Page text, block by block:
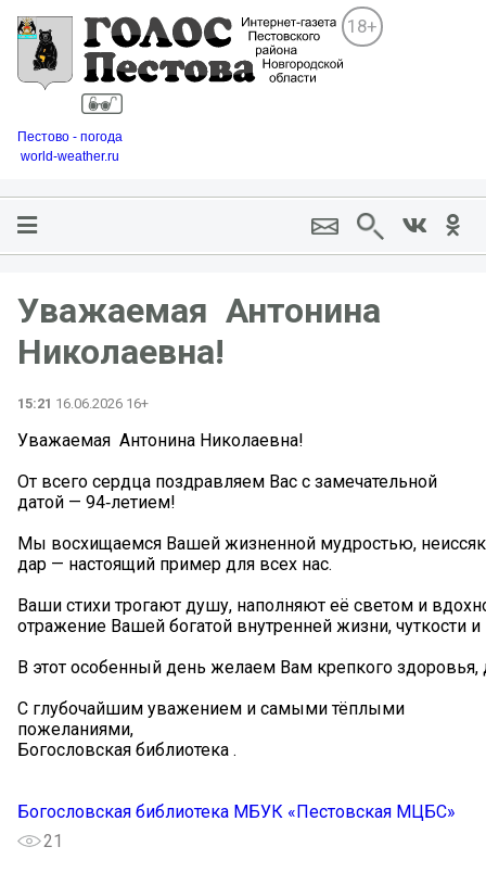
18+
Пестово - погода
world-weather.ru
Уважаемая Антонина
Николаевна!
15:21 16.06.2026 16+
Уважаемая Антонина Николаевна!
От всего сердца поздравляем Вас с замечательной
датой — 94‑летием!
Мы восхищаемся Вашей жизненной мудростью,
дар — настоящий пример для всех нас.
Ваши стихи трогают душу, наполняют её светом и
отражение Вашей богатой внутренней жизни, чуткости
В этот особенный день желаем Вам крепкого
С глубочайшим уважением и самыми тёплыми
пожеланиями,
Богословская библиотека .
Богословская библиотека МБУК «Пестовская МЦБС»
21